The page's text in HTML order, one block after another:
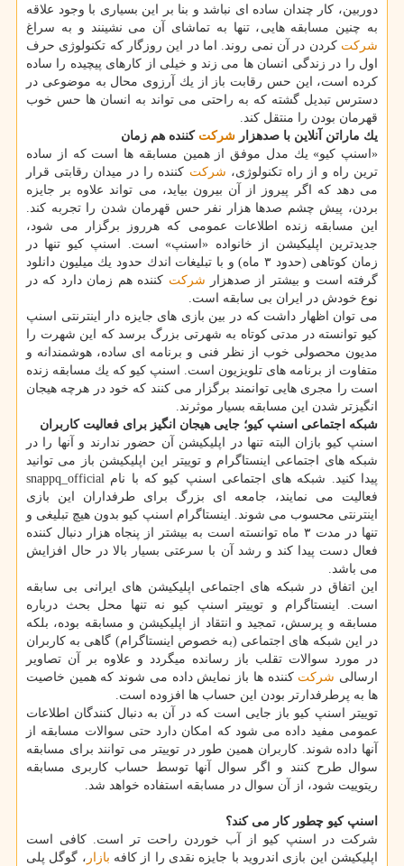
دوربین، كار چندان ساده ای نباشد و بنا بر این بسیاری با وجود علاقه
به چنین مسابقه هایی، تنها به تماشای آن می نشینند و به سراغ
شركت كردن در آن نمی روند. اما در این روزگار كه تكنولوژی حرف
اول را در زندگی انسان ها می زند و خیلی از كارهای پیچیده را ساده
كرده است، این حس رقابت باز از یك آرزوی محال به موضوعی در
دسترس تبدیل گشته كه به راحتی می تواند به انسان ها حس خوب
قهرمان بودن را منتقل كند.
یك ماراتن آنلاین با صدهزار شركت كننده هم زمان
«اسنپ كیو» یك مدل موفق از همین مسابقه ها است كه از ساده
ترین راه و از راه تكنولوژی، شركت كننده را در میدان رقابتی قرار
می دهد كه اگر پیروز از آن بیرون بیاید، می تواند علاوه بر جایزه
بردن، پیش چشم صدها هزار نفر حس قهرمان شدن را تجربه كند.
این مسابقه زنده اطلاعات عمومی كه هرروز برگزار می شود،
جدیدترین اپلیكیشن از خانواده «اسنپ» است. اسنپ كیو تنها در
زمان كوتاهی (حدود ۳ ماه) و با تبلیغات اندك حدود یك میلیون دانلود
گرفته است و بیشتر از صدهزار شركت كننده هم زمان دارد كه در
نوع خودش در ایران بی سابقه است.
می توان اظهار داشت كه در بین بازی های جایزه دار اینترنتی اسنپ
كیو توانسته در مدتی كوتاه به شهرتی بزرگ برسد كه این شهرت را
مدیون محصولی خوب از نظر فنی و برنامه ای ساده، هوشمندانه و
متفاوت از برنامه های تلویزیون است. اسنپ كیو كه یك مسابقه زنده
است را مجری هایی توانمند برگزار می كنند كه خود در هرچه هیجان
انگیزتر شدن این مسابقه بسیار موثرند.
شبكه اجتماعی اسنپ كیو؛ جایی هیجان انگیز برای فعالیت كاربران
اسنپ كیو بازان البته تنها در اپلیكیشن آن حضور ندارند و آنها را در
شبكه های اجتماعی اینستاگرام و توییتر این اپلیكیشن باز می توانید
پیدا كنید. شبكه های اجتماعی اسنپ كیو كه با نام snappq_official
فعالیت می نمایند، جامعه ای بزرگ برای طرفداران این بازی
اینترنتی محسوب می شوند. اینستاگرام اسنپ كیو بدون هیچ تبلیغی و
تنها در مدت ۳ ماه توانسته است به بیشتر از پنجاه هزار دنبال كننده
فعال دست پیدا كند و رشد آن با سرعتی بسیار بالا در حال افزایش
می باشد.
این اتفاق در شبكه های اجتماعی اپلیكیشن های ایرانی بی سابقه
است. اینستاگرام و توییتر اسنپ كیو نه تنها محل بحث درباره
مسابقه و پرسش، تمجید و انتقاد از اپلیكیشن و مسابقه بوده، بلكه
در این شبكه های اجتماعی (به خصوص اینستاگرام) گاهی به كاربران
در مورد سوالات تقلب باز رسانده میگردد و علاوه بر آن تصاویر
ارسالی شركت كننده ها باز نمایش داده می شوند كه همین خاصیت
ها به پرطرفدارتر بودن این حساب ها افزوده است.
توییتر اسنپ كیو باز جایی است كه در آن به دنبال كنندگان اطلاعات
عمومی مفید داده می شود كه امكان دارد حتی سوالات مسابقه از
آنها داده شوند. كاربران همین طور در توییتر می توانند برای مسابقه
سوال طرح كنند و اگر سوال آنها توسط حساب كاربری مسابقه
ریتوییت شود، از آن سوال در مسابقه استفاده خواهد شد.
اسنپ كیو چطور كار می كند؟
شركت در اسنپ كیو از آب خوردن راحت تر است. كافی است
اپلیكیشن این بازی اندروید با جایزه نقدی را از كافه بازار ، گوگل پلی